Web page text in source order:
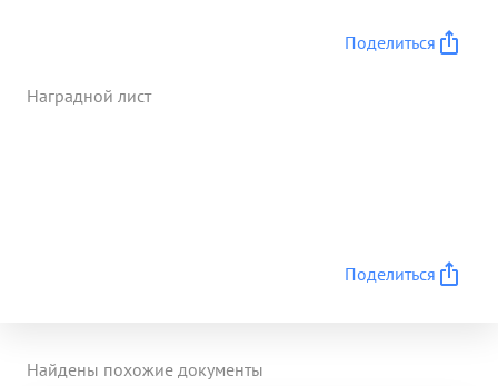
Поделиться
Наградной лист
Поделиться
Найдены похожие документы